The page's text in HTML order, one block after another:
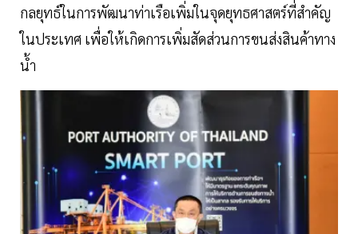
กลยุทธ์ในการพัฒนาท่าเรือเพิ่มในจุดยุทธศาสตร์ที่สำคัญ
ในประเทศ เพื่อให้เกิดการเพิ่มสัดส่วนการขนส่งสินค้าทาง
น้ำ